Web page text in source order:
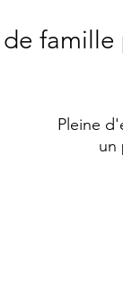
Pleine
un